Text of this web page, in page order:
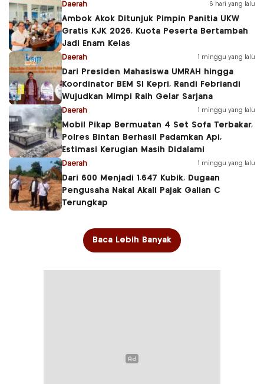
Daerah 6 hari yang lalu
Ambok Akok Ditunjuk Pimpin Panitia UKW
Gratis KJK 2026, Kuota Peserta Bertambah
Jadi Enam Kelas
Daerah 1 minggu yang lalu
Dari Presiden Mahasiswa UMRAH hingga
Koordinator BEM SI Kepri, Randi Febriandi
Wujudkan Mimpi Raih Gelar Sarjana
Daerah 1 minggu yang lalu
Mobil Pikap Bermuatan 4 Set Sofa Terbakar,
Polres Bintan Berhasil Padamkan Api,
Estimasi Kerugian Masih Didalami
Daerah 1 minggu yang lalu
Dari 600 Menjadi 1.647 Kubik, Dugaan
Pengusaha Nakal Akali Pajak Galian C
Terungkap
Baca Lebih Banyak